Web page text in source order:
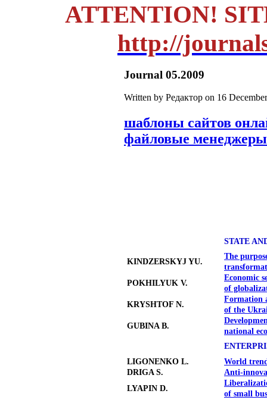
ATTENTION!
http://
Journal 05.2009
Written by Редактор on 16
шаблоны сайтов
файловые
STATE
KINDZERSKYJ YU.
The
POKHILYUK V.
Economic
of
KRYSHTOF N.
Formation
of the
GUBINA B.
national
LIGONENKO L.
World
DRIGA S.
Anti-
LYAPIN D.
of small